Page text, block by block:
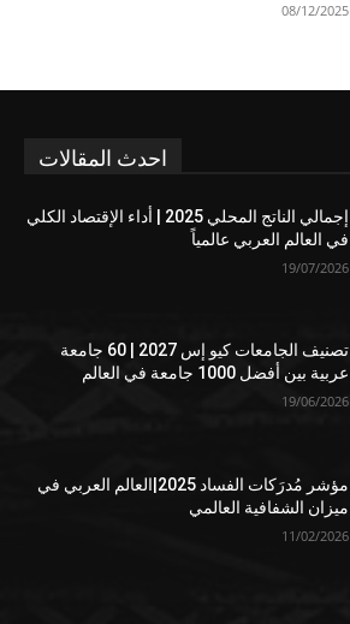
08/12/2025
احدث المقالات
إجمالي الناتج المحلي 2025 | أداء الإقتصاد الكلي
في العالم العربي عالمياً
19/07/2026
تصنيف الجامعات كيو إس 2027 | 60 جامعة
عربية بين أفضل 1000 جامعة في العالم
19/06/2026
مؤشر مُدرَكات الفساد 2025|العالم العربي في
ميزان الشفافية العالمي
11/02/2026